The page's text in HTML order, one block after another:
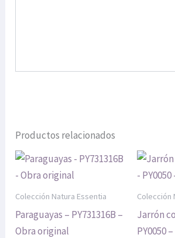
Productos relacionados
Colección Natura Essentia
Paraguayas – PY731316B –
Obra original
Colección
Jarrón
PY0050